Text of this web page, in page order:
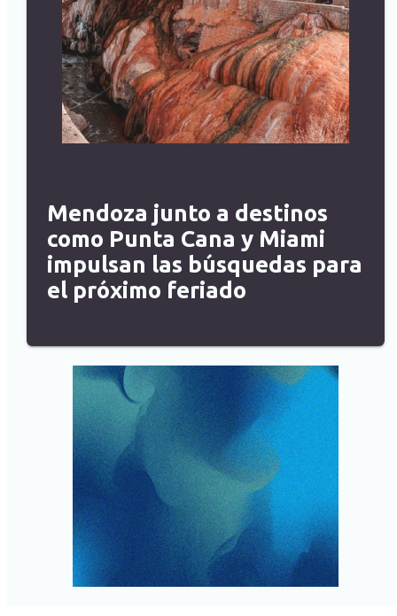
Mendoza junto a destinos
como Punta Cana y Miami
impulsan las búsquedas para
el próximo feriado